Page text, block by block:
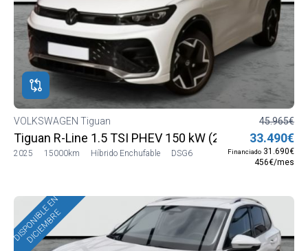
VOLKSWAGEN Tiguan
Tiguan R-Line 1.5 TSI PHEV 150 kW (204 CV) DSG6
2025 15000km Híbrido Enchufable DSG6
45.965€
33.490€
Financiado 31.690€
456€/mes
DISPONIBLE EN
DICIEMBRE